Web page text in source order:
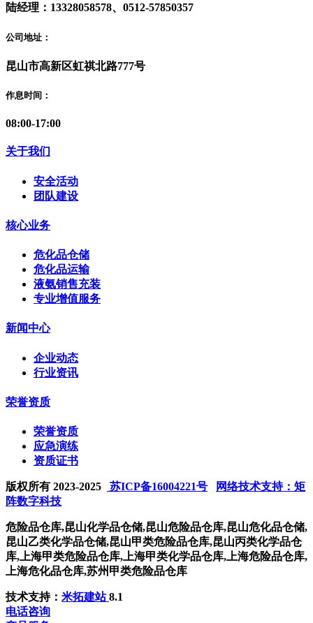
陆经理：13328058578、0512-57850357
公司地址：
昆山市高新区虹祺北路777号
作息时间：
08:00-17:00
关于我们
安全活动
团队建设
核心业务
危化品仓储
危化品运输
液氨销售充装
专业增值服务
新闻中心
企业动态
行业资讯
荣誉资质
荣誉资质
应急演练
资质证书
版权所有 2023-2025 苏ICP备16004221号
网络技术支持：矩
阵数字科技
危险品仓库,昆山化学品仓储,昆山危险品仓库,昆山危化品仓储,
昆山乙类化学品仓储,昆山甲类危险品仓库,昆山丙类化学品仓
库,上海甲类危险品仓库,上海甲类化学品仓库,上海危险品仓库,
上海危化品仓库,苏州甲类危险品仓库
技术支持： 米拓建站8.1
电话咨询